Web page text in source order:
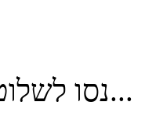
נסו לשלוט על אופנוע ים...